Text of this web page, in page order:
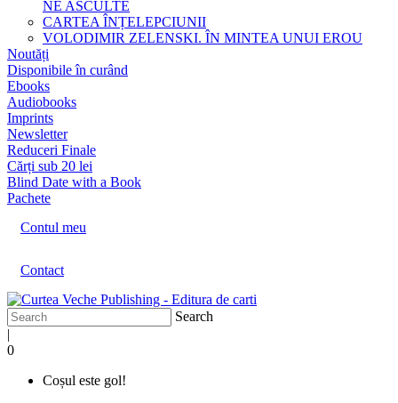
NE ASCULTE
CARTEA ÎNȚELEPCIUNII
VOLODIMIR ZELENSKI. ÎN MINTEA UNUI EROU
Noutăți
Disponibile în curând
Ebooks
Audiobooks
Imprints
Newsletter
Reduceri Finale
Cărți sub 20 lei
Blind Date with a Book
Pachete
Contul meu
Contact
Search
|
0
Coșul este gol!